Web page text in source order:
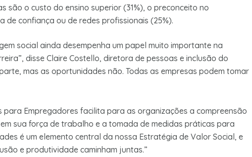
são o custo do ensino superior (31%), o preconceito no
de confiança ou de redes profissionais (25%).
social ainda desempenha um papel muito importante na
disse Claire Costello, diretora de pessoas e inclusão do
mas as oportunidades não. Todas as empresas podem tomar
para Empregadores facilita para as organizações a compreensão
sua força de trabalho e a tomada de medidas práticas para
é um elemento central da nossa Estratégia de Valor Social, e
e produtividade caminham juntas.”